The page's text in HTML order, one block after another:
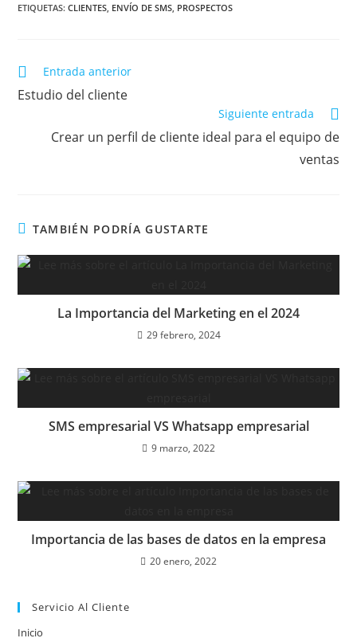
ETIQUETAS:CLIENTES ENVÍO DE SMS PROSPECTOS
Entrada anterior
Estudio del cliente
Siguiente entrada
Crear un perfil de cliente ideal para el equipo de
ventas
TAMBIÉN PODRÍA GUSTARTE
La Importancia del Marketing en el 2024
29 febrero, 2024
SMS empresarial VS Whatsapp empresarial
9 marzo, 2022
Importancia de las bases de datos en la empresa
20 enero, 2022
Servicio Al Cliente
Inicio